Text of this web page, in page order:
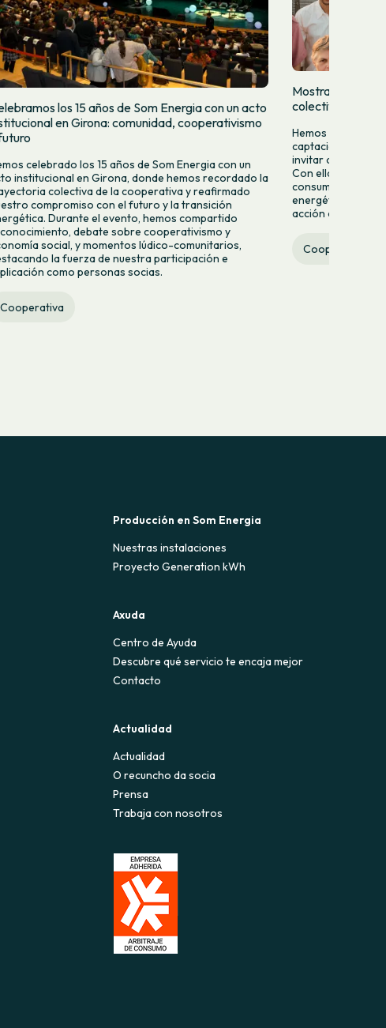
los 15 años de Som Energia con un acto
en Girona: comunidad, cooperativismo
celebrado los 15 años de Som Energia con un
institucional en Girona, donde hemos recordado la
colectiva de la cooperativa y reafirmado
compromiso con el futuro y la transición
Durante el evento, hemos compartido
debate sobre cooperativismo y
social, y momentos lúdico-comunitarios,
la fuerza de nuestra participación e
como personas socias.
Cooperativa
Mostramos
colectivamente
Hemos lanzado
captación para
invitar a más
Con ella
consumir energía
energético desde
acción colectiva.
Cooperativa
Producción en Som Energia
Nuestras instalaciones
Proyecto Generation kWh
Axuda
Centro de Ayuda
Descubre qué servicio te encaja mejor
Contacto
Actualidad
Actualidad
O recuncho da socia
Prensa
Trabaja con nosotros